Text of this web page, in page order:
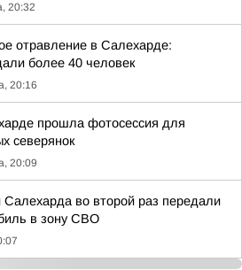
20:32
отравление в Салехарде:
более 40 человек
20:16
прошла фотосессия для
северянок
20:09
во второй раз передали
в зону СВО